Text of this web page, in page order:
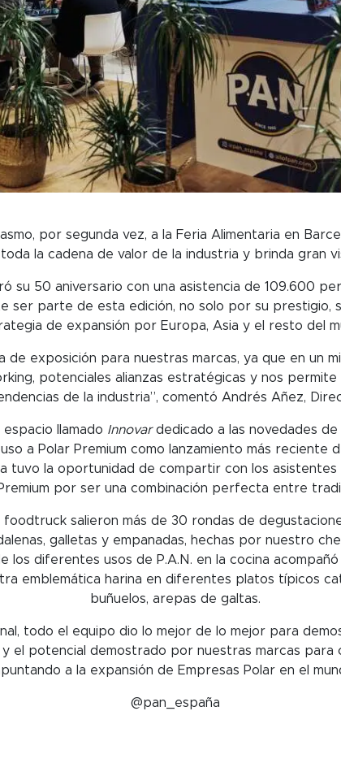
por segunda vez, a la Feria Alimentaria en
la cadena de valor de la industria y brinda gran
su 50 aniversario con una asistencia de 109.600
ser parte de esta edición, no solo por su prestigio,
de expansión por Europa, Asia y el resto del
de exposición para nuestras marcas, ya que en un
potenciales alianzas estratégicas y nos permite
de la industria”, comentó Andrés Añez,
llamado Innovardedicado a las novedades
a Polar Premium como lanzamiento más reciente
tuvo la oportunidad de compartir con los
por ser una combinación perfecta entre
salieron más de 30 rondas de
galletas y empanadas, hechas por nuestro
los diferentes usos de P.A.N. en la cocina
emblemática harina en diferentes platos típicos
buñuelos, arepas de galtas.
todo el equipo dio lo mejor de lo mejor para
el potencial demostrado por nuestras marcas para
a la expansión de Empresas Polar en el
@pan_españa